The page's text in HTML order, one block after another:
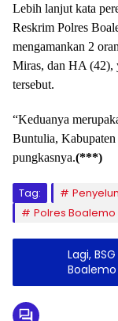
Lebih lanjut kata
Reskrim Polres
mengamankan 2
Miras, dan HA (42),
tersebut.
“Keduanya
Buntulia, Kabupaten
pungkasnya.(***)
Tag:
Polres Boalemo
Lagi,
Boalemo